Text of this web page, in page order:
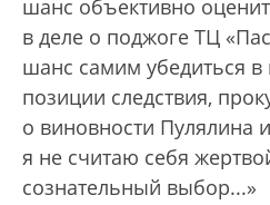
шанс объективно
в деле о поджоге ТЦ
шанс самим убедиться в
позиции следствия,
о виновности Пулялина
я не считаю себя
сознательный выбор...»